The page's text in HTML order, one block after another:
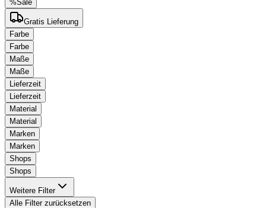
%Sale
Gratis Lieferung
Farbe
Farbe
Maße
Maße
Lieferzeit
Lieferzeit
Material
Material
Marken
Marken
Shops
Shops
Weitere Filter
Alle Filter zurücksetzen